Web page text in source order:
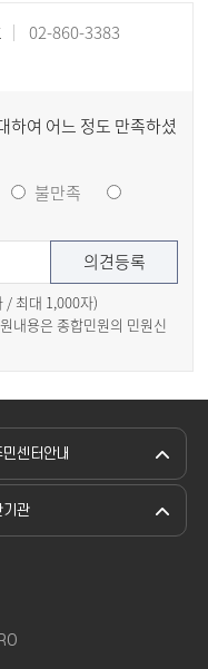
02-860-3383
하여 어느 정도 만족하셨
불만족
/ 최대 1,000자)
내용은 종합민원의 민원신
민센터안내
기관